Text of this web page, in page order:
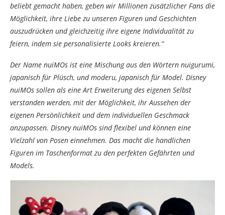
beliebt gemacht haben, geben wir Millionen zusätzlicher Fans die
Möglichkeit, ihre Liebe zu unseren Figuren und Geschichten
auszudrücken und gleichzeitig ihre eigene Individualität zu
feiern, indem sie personalisierte Looks kreieren.“
Der Name nuiMOs ist eine Mischung aus den Wörtern nuigurumi,
japanisch für Plüsch, und moderu, japanisch für Model. Disney
nuiMOs sollen als eine Art Erweiterung des eigenen Selbst
verstanden werden, mit der Möglichkeit, ihr Aussehen der
eigenen Persönlichkeit und dem individuellen Geschmack
anzupassen. Disney nuiMOs sind flexibel und können eine
Vielzahl von Posen einnehmen. Das macht die handlichen
Figuren im Taschenformat zu den perfekten Gefährten und
Models.